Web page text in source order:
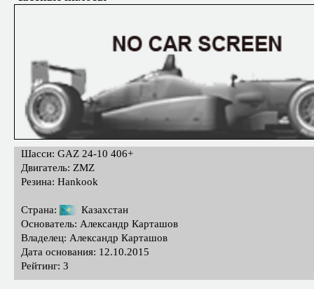
Шасси: GAZ 24-10 406+
Двигатель: ZMZ
Резина: Hankook
Страна:
Казахстан
Основатель: Александр Карташов
Владелец: Александр Карташов
Дата основания: 12.10.2015
Рейтинг: 3